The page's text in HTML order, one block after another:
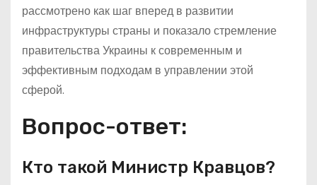
рассмотрено как шаг вперед в развитии
инфраструктуры страны и показало стремление
правительства Украины к современным и
эффективным подходам в управлении этой
сферой.
Вопрос-ответ:
Кто такой Министр Кравцов?